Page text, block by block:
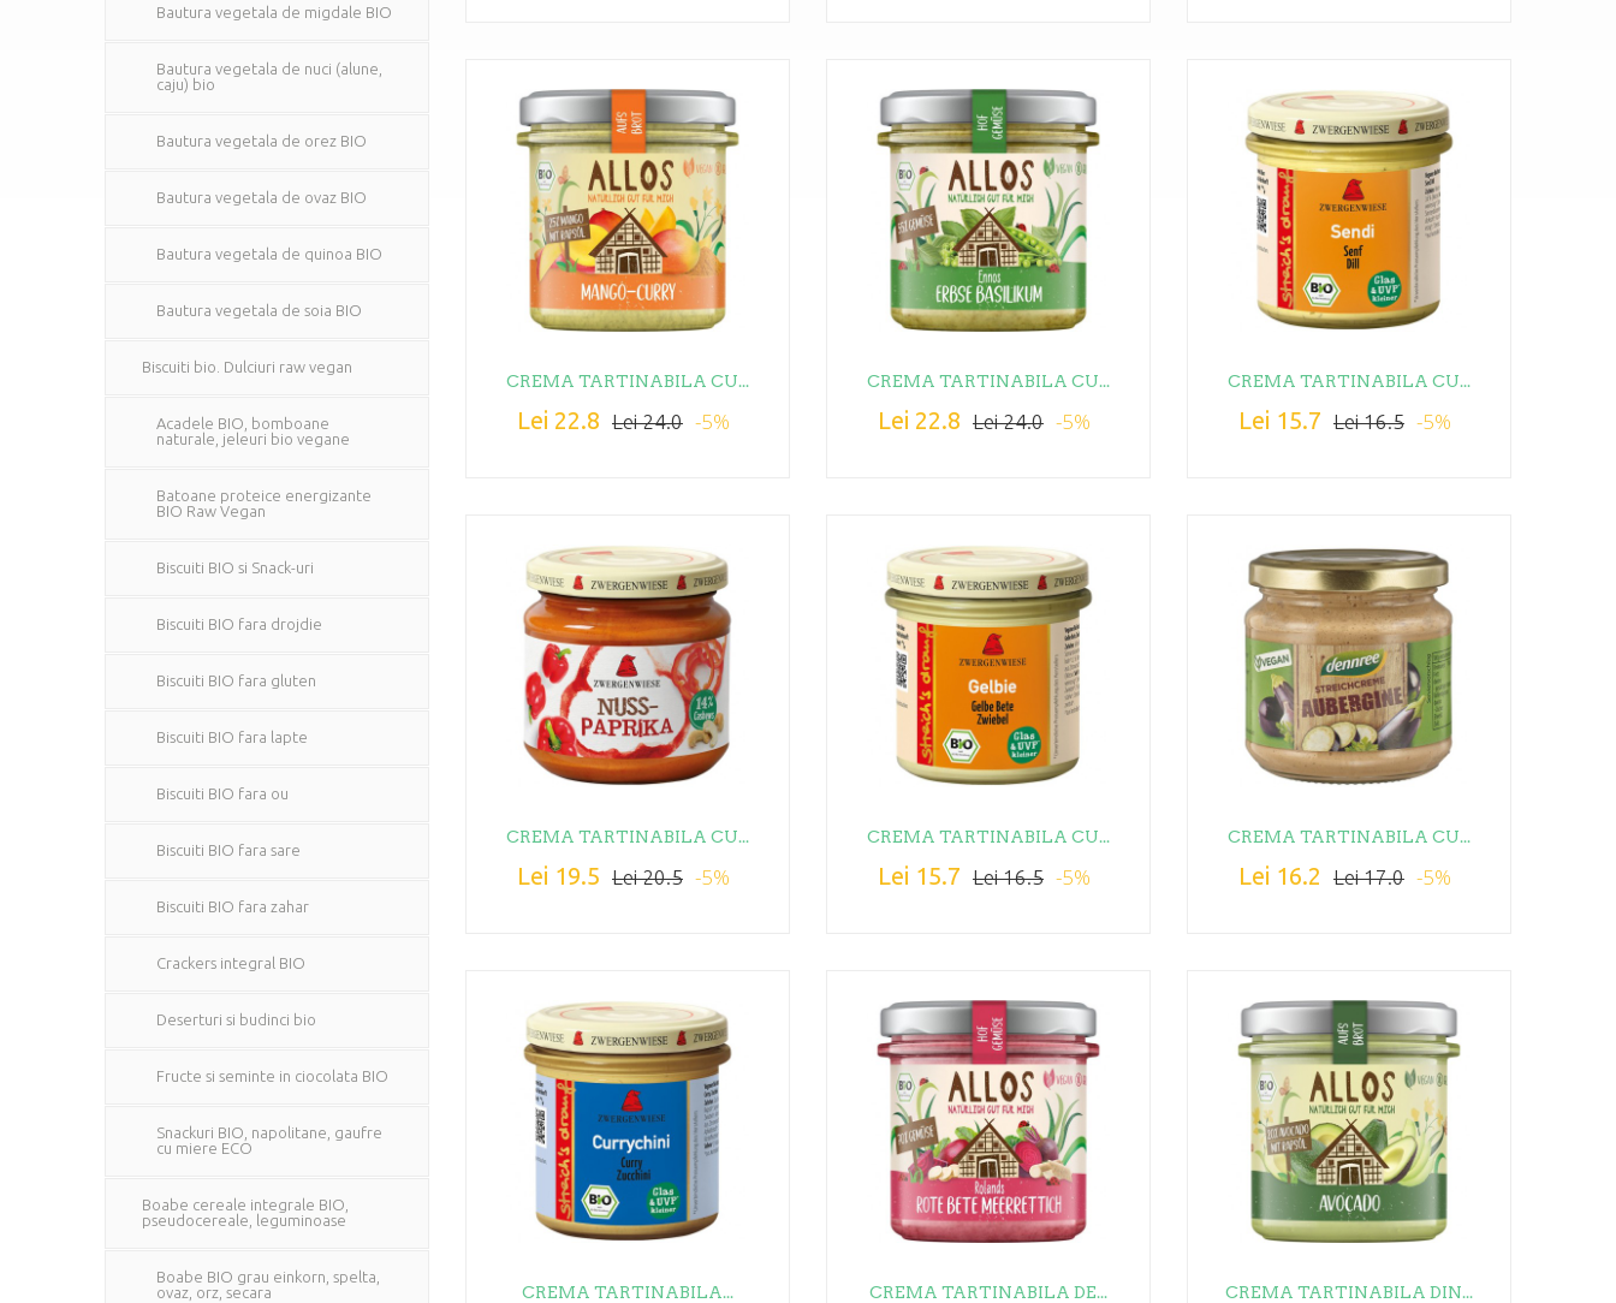
Bautura vegetala de migdale BIO
Bautura vegetala de nuci (alune,
caju) bio
Bautura vegetala de orez BIO
Bautura vegetala de ovaz BIO
Bautura vegetala de quinoa BIO
Bautura vegetala de soia BIO
Biscuiti bio. Dulciuri raw vegan
Acadele BIO, bomboane
naturale, jeleuri bio vegane
Batoane proteice energizante
BIO Raw Vegan
Biscuiti BIO si Snack-uri
Biscuiti BIO fara drojdie
Biscuiti BIO fara gluten
Biscuiti BIO fara lapte
Biscuiti BIO fara ou
Biscuiti BIO fara sare
Biscuiti BIO fara zahar
Crackers integral BIO
Deserturi si budinci bio
Fructe si seminte in ciocolata BIO
Snackuri BIO, napolitane, gaufre
cu miere ECO
Boabe cereale integrale BIO,
pseudocereale, leguminoase
Boabe BIO grau einkorn, spelta,
ovaz, orz, secara
CREMA TARTINABILA CU...
Lei 22.8 Lei 24.0 -5%
CREMA TARTINABILA CU...
Lei 22.8 Lei 24.0 -5%
CREMA TARTINABILA CU...
Lei 15.7 Lei 16.5 -5%
CREMA TARTINABILA CU...
Lei 19.5 Lei 20.5 -5%
CREMA TARTINABILA CU...
Lei 15.7 Lei 16.5 -5%
CREMA TARTINABILA CU...
Lei 16.2 Lei 17.0 -5%
CREMA TARTINABILA... CREMA TARTINABILA DE... CREMA TARTINABILA DIN...